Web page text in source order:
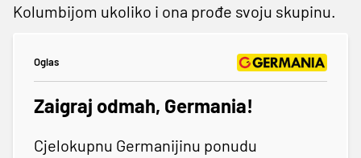
Kolumbijom ukoliko i ona prođe svoju skupinu.
Oglas
Zaigraj odmah, Germania!
Cjelokupnu Germanijinu ponudu